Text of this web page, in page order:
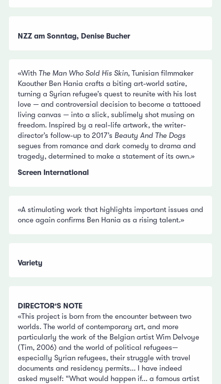
NZZ am Sonntag, Denise Bucher
«With The Man Who Sold His Skin, Tunisian filmmaker
Kaouther Ben Hania crafts a biting art-world satire,
turning a Syrian refugee’s quest to reunite with his lost
love — and controversial decision to become a tattooed
living canvas — into a slick, sublimely shot musing on
freedom. Inspired by a real-life artwork, the writer-
director’s follow-up to 2017’s Beauty And The Dogs
segues from romance and dark comedy to drama and
tragedy, determined to make a statement of its own.»
Screen International
«A stimulating work that highlights important issues and
once again confirms Ben Hania as a rising talent.»
Variety
DIRECTOR'S NOTE
«This project is born from the encounter between two
worlds. The world of contemporary art, and more
particularly the work of the Belgian artist Wim Delvoye
(Tim, 2006) and the world of political refugees—
especially Syrian refugees, their struggle with travel
documents and residency permits... I have indeed
asked myself: “What would happen if... a famous artist